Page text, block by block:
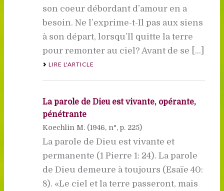
son coeur débordant d’amour en a
besoin. Ne l’exprime-t-Il pas aux siens
à son départ, lorsqu’Il quitte la terre
pour remonter au ciel? Avant de se [...]
LIRE L'ARTICLE
La parole de Dieu est vivante, opérante,
pénétrante
Koechlin M. (1946, n°, p. 225)
La parole de Dieu est vivante et
permanente (1 Pierre 1: 24). La parole
de Dieu demeure à toujours (Esaïe 40:
8). «Le ciel et la terre passeront, mais